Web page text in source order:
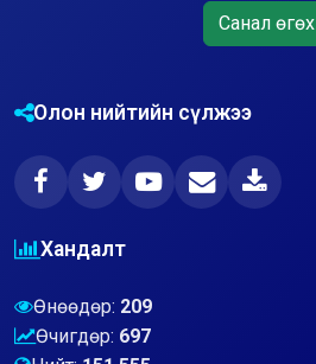
Санал өгөх
Олон нийтийн сүлжээ
Хандалт
Өнөөдөр: 209
Өчигдөр: 697